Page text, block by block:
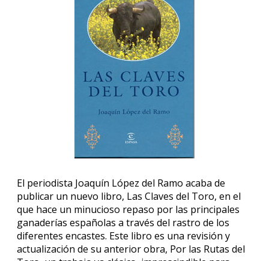
El periodista Joaquín López del Ramo acaba de
publicar un nuevo libro, Las Claves del Toro, en el
que hace un minucioso repaso por las principales
ganaderías españolas a través del rastro de los
diferentes encastes. Este libro es una revisión y
actualización de su anterior obra, Por las Rutas del